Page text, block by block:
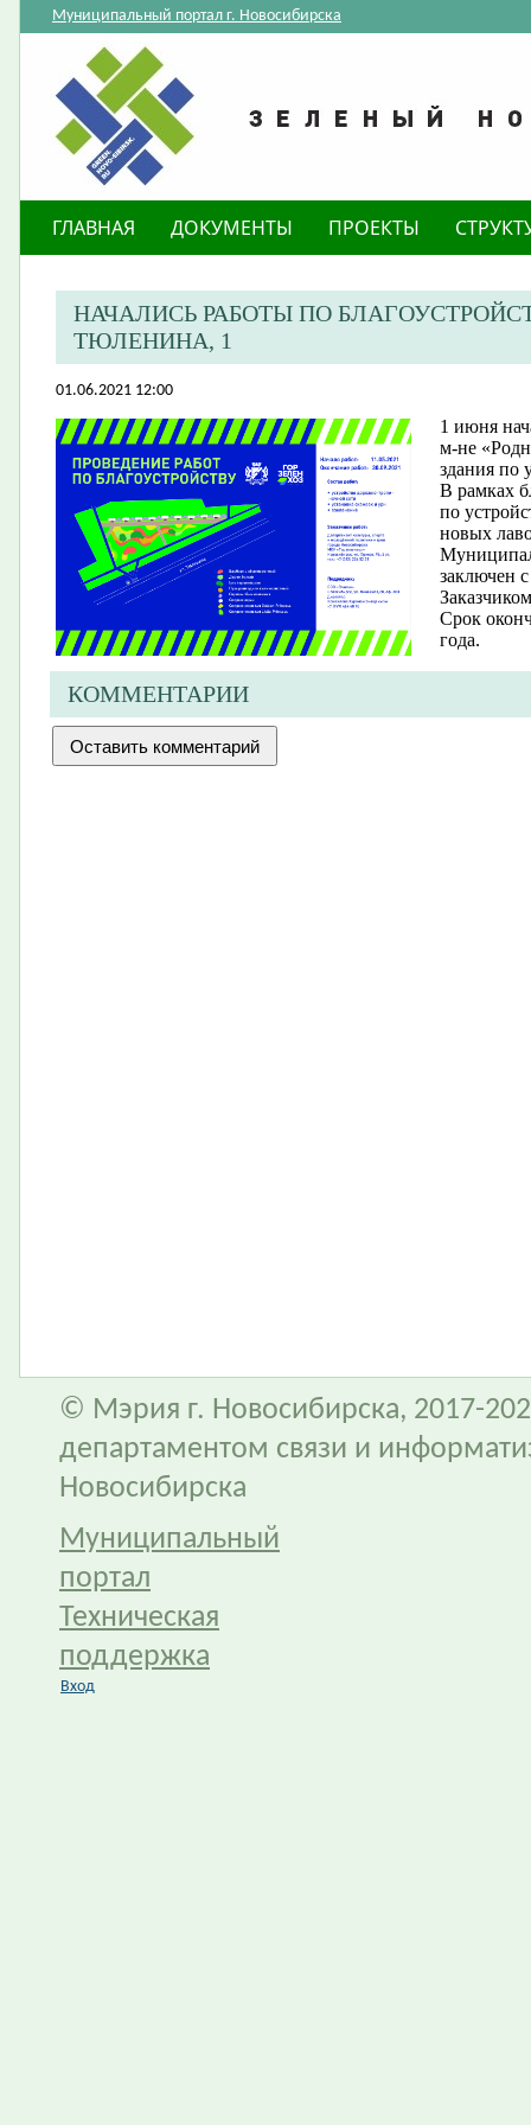
Муниципальный портал г. Новосибирска
ГЛАВНАЯ ДОКУМЕНТЫ ПРОЕКТЫ
НАЧАЛИСЬ РАБОТЫ ПО
ТЮЛЕНИНА, 1
01.06.2021 12:00
1 июня
м-не
здания по
В рамках
по
новых
заключен
Срок
года.
КОММЕНТАРИИ
© Мэрия г. Новосибирска, 2017-
департаментом связи и
Новосибирска
Муниципальный
портал
Техническая
поддержка
Вход